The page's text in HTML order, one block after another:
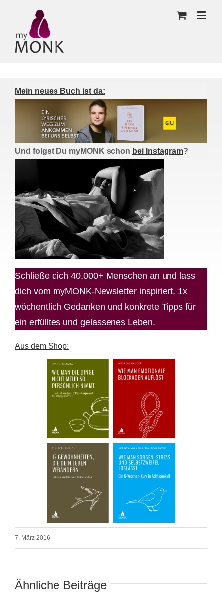
Mein neues Buch ist da:
Und folgst Du myMONK schon bei Instagram?
Schließe dich 40.000+ Menschen an und lass
dich vom myMONK-Newsletter inspiriert. 1x
wöchentlich Gedanken und konkrete Tipps für
ein erfülltes und gelassenes Leben.
Aus dem Shop:
7. März 2016
Ähnliche Beiträge